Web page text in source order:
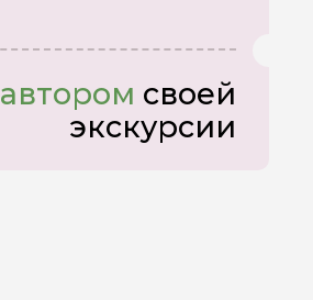
автором своей
экскурсии